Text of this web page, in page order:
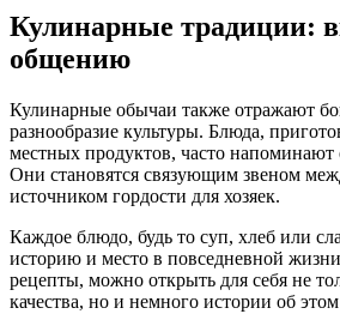
Кулинарные традиции:
общению
Кулинарные обычаи также отражают
разнообразие культуры. Блюда,
местных продуктов, часто напоминают
Они становятся связующим звеном
источником гордости для хозяек.
Каждое блюдо, будь то суп, хлеб или
историю и место в повседневной
рецепты, можно открыть для себя не
качества, но и немного истории об